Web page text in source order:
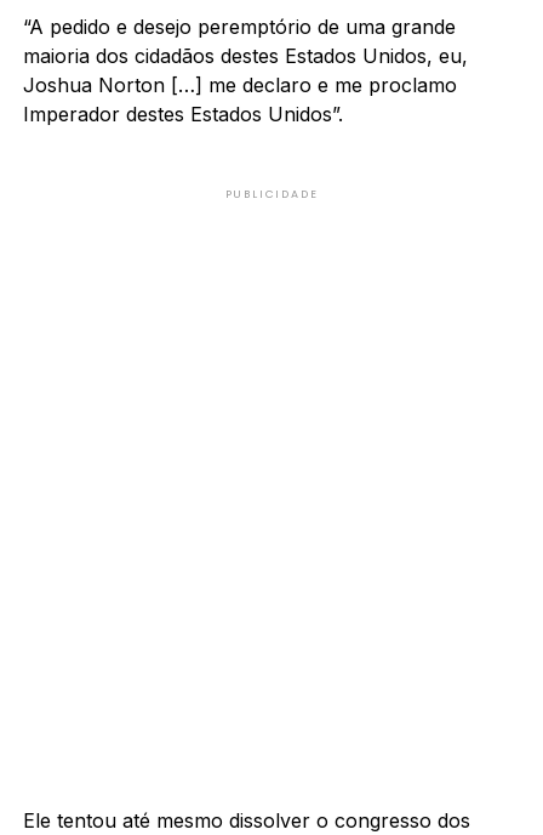
“A pedido e desejo peremptório de uma grande
maioria dos cidadãos destes Estados Unidos, eu,
Joshua Norton […] me declaro e me proclamo
Imperador destes Estados Unidos”.
PUBLICIDADE
Ele tentou até mesmo dissolver o congresso dos